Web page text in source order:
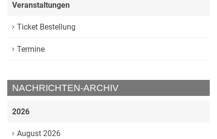
Veranstaltungen
Ticket Bestellung
Termine
NACHRICHTEN-ARCHIV
2026
August 2026